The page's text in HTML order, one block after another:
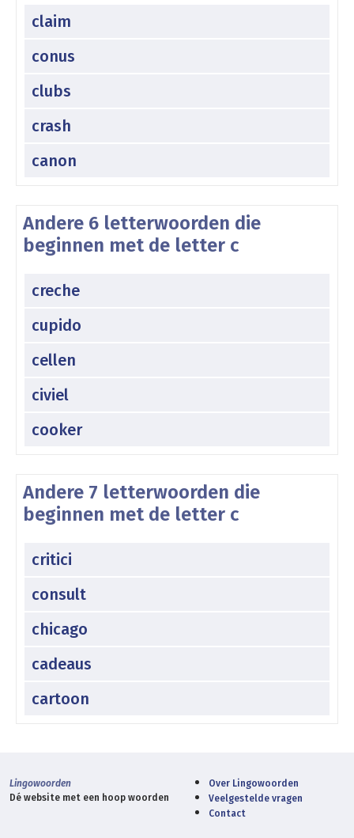
claim
conus
clubs
crash
canon
Andere 6 letterwoorden die
beginnen met de letter c
creche
cupido
cellen
civiel
cooker
Andere 7 letterwoorden die
beginnen met de letter c
critici
consult
chicago
cadeaus
cartoon
Lingowoorden
Dé website met een hoop woorden
Over Lingowoorden
Veelgestelde vragen
Contact